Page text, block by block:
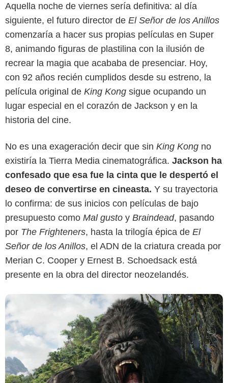
Aquella noche de viernes sería definitiva: al día
siguiente, el futuro director de El Señor de los Anillos
comenzaría a hacer sus propias películas en Super
8, animando figuras de plastilina con la ilusión de
recrear la magia que acababa de presenciar. Hoy,
con 92 años recién cumplidos desde su estreno, la
película original de King Kong sigue ocupando un
lugar especial en el corazón de Jackson y en la
historia del cine.
No es una exageración decir que sin King Kong no
existiría la Tierra Media cinematográfica. Jackson ha
confesado que esa fue la cinta que le despertó el
deseo de convertirse en cineasta. Y su trayectoria
lo confirma: de sus inicios con películas de bajo
presupuesto como Mal gusto y Braindead, pasando
por The Frighteners, hasta la trilogía épica de El
Señor de los Anillos, el ADN de la criatura creada por
Merian C. Cooper y Ernest B. Schoedsack está
presente en la obra del director neozelandés.